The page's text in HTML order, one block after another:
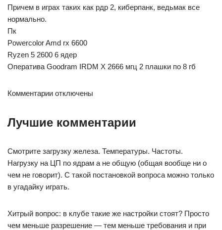
Причем в играх таких как рдр 2, киберпанк, ведьмак все
нормально.
Пк
Powercolor Amd rx 6600
Ryzen 5 2600 6 ядер
Оператива Goodram IRDM X 2666 мгц 2 плашки по 8 гб
Комментарии отключены
Лучшие комментарии
Смотрите загрузку железа. Температуры. Частоты.
Нагрузку на ЦП по ядрам а не общую (общая вообще ни о
чем не говорит). С такой постановкой вопроса можно только
в угадайку играть.
Хитрый вопрос: в клубе такие же настройки стоят? Просто
чем меньше разрешение — тем меньше требования и при